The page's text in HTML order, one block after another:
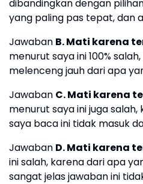
dibandingkan dengan
yang paling pas tepat, dan
Jawaban B. Mati karena
menurut saya ini 100%
melenceng jauh dari apa
Jawaban C. Mati karena
menurut saya ini juga
saya baca ini tidak masuk
Jawaban D. Mati karena
ini salah, karena dari apa
sangat jelas jawaban ini